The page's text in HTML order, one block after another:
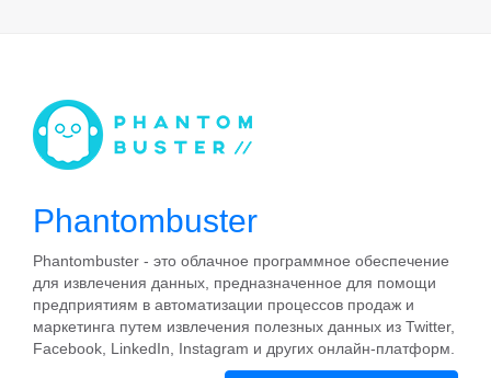
Phantombuster
Phantombuster - это облачное программное обеспечение
для извлечения данных, предназначенное для помощи
предприятиям в автоматизации процессов продаж и
маркетинга путем извлечения полезных данных из Twitter,
Facebook, LinkedIn, Instagram и других онлайн-платформ.